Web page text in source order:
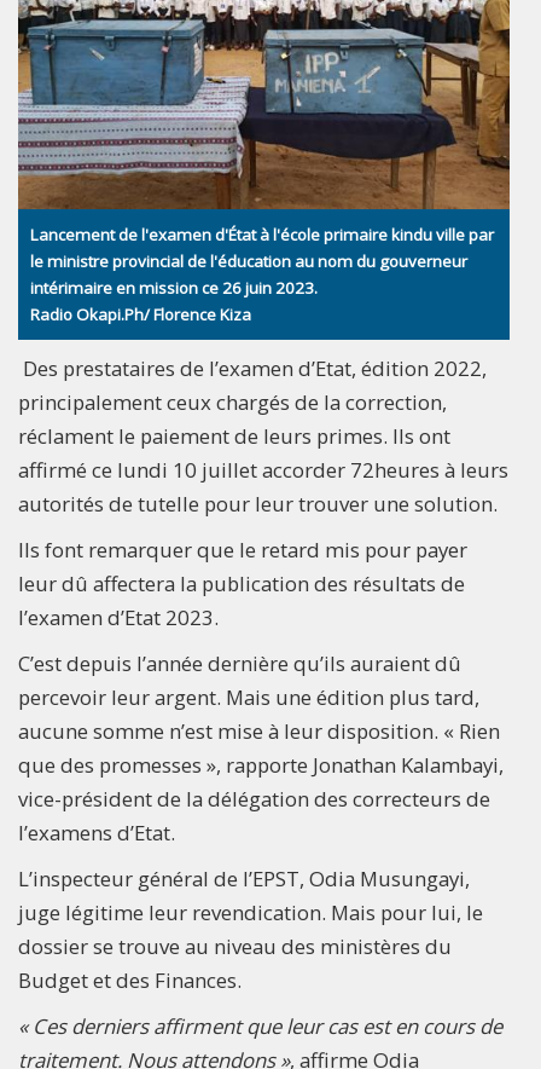
Lancement de l'examen d'État à l'école primaire kindu ville par
le ministre provincial de l'éducation au nom du gouverneur
intérimaire en mission ce 26 juin 2023.
Radio Okapi.Ph/ Florence Kiza
Des prestataires de l’examen d’Etat, édition 2022,
principalement ceux chargés de la correction,
réclament le paiement de leurs primes. Ils ont
affirmé ce lundi 10 juillet accorder 72heures à leurs
autorités de tutelle pour leur trouver une solution.
Ils font remarquer que le retard mis pour payer
leur dû affectera la publication des résultats de
l’examen d’Etat 2023.
C’est depuis l’année dernière qu’ils auraient dû
percevoir leur argent. Mais une édition plus tard,
aucune somme n’est mise à leur disposition. « Rien
que des promesses », rapporte Jonathan Kalambayi,
vice-président de la délégation des correcteurs de
l’examens d’Etat.
L’inspecteur général de l’EPST, Odia Musungayi,
juge légitime leur revendication. Mais pour lui, le
dossier se trouve au niveau des ministères du
Budget et des Finances.
« Ces derniers affirment que leur cas est en cours de
traitement. Nous attendons », affirme Odia